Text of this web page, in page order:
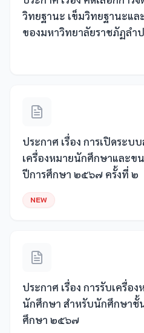
วิทยฐานะ เข็มวิทยฐานะแล
ของมหาวิทยาลัยราชภัฏลำ
ประกาศ เรื่อง การเปิดระบ
เครื่องหมายนักศึกษาและข
ปีการศึกษา ๒๕๖๗ ครั้งที่ ๒
NEW
ประกาศ เรื่อง การรับเครื่อ
นักศึกษา สำหรับนักศึกษาชั้
ศึกษา ๒๕๖๗